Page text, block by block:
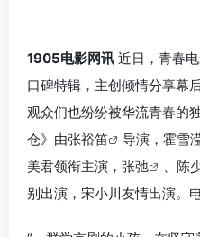
1905电影网讯 近日，青春
口碑特辑，主创倾情分享幕
观众们也纷纷被华流青春的
仓》由张裕笛 导演，霍雪
美君领衔主演， 张弛 、 陈
别出演，宋小川友情出演。